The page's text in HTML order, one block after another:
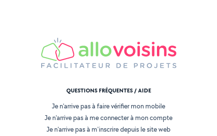
QUESTIONS FRÉQUENTES / AIDE
Je n'arrive pas à faire vérifier mon mobile
Je n'arrive pas à me connecter à mon compte
Je n'arrive pas à m'inscrire depuis le site web